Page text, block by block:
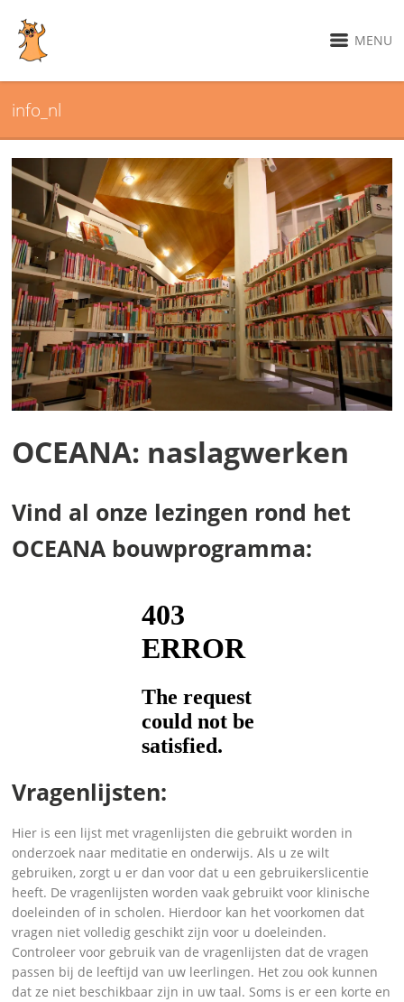
MENU
info_nl
OCEANA: naslagwerken
Vind al onze lezingen rond het
OCEANA bouwprogramma:
Vragenlijsten:
Hier is een lijst met vragenlijsten die gebruikt worden in
onderzoek naar meditatie en onderwijs. Als u ze wilt
gebruiken, zorgt u er dan voor dat u een gebruikerslicentie
heeft. De vragenlijsten worden vaak gebruikt voor klinische
doeleinden of in scholen. Hierdoor kan het voorkomen dat
vragen niet volledig geschikt zijn voor u doeleinden.
Controleer voor gebruik van de vragenlijsten dat de vragen
passen bij de leeftijd van uw leerlingen. Het zou ook kunnen
dat ze niet beschikbaar zijn in uw taal. Soms is er een korte en